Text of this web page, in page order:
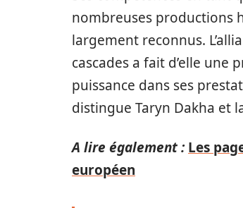
nombreuses productions
largement reconnus.
cascades a fait d’elle
puissance dans ses
distingue Taryn Dakha et
A lire également : Les
européen